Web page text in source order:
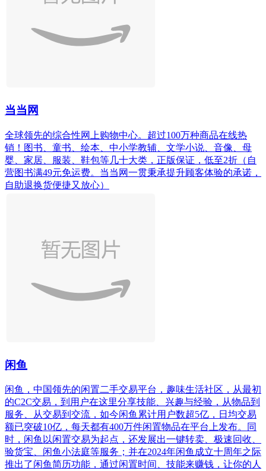
当当网
全球领先的综合性网上购物中心。超过100万种商品在线热
销！图书、童书、绘本、中小学教辅、文学小说、音像、母
婴、家居、服装、鞋包等几十大类，正版保证，低至2折（自
营图书满49元免运费。当当网一贯秉承提升顾客体验的承诺，
自助退换货便捷又放心）
闲鱼
闲鱼，中国领先的闲置二手交易平台，趣味生活社区，从最初
的C2C交易，到用户在这里分享技能、兴趣与经验，从物品到
服务、从交易到交流，如今闲鱼累计用户数超5亿，日均交易
额已突破10亿，每天都有400万件闲置物品在平台上发布。同
时，闲鱼以闲置交易为起点，还发展出一键转卖、极速回收、
验货宝、闲鱼小法庭等服务；并在2024年闲鱼成立十周年之际
推出了闲鱼简历功能，通过闲置时间、技能来赚钱，让你的人